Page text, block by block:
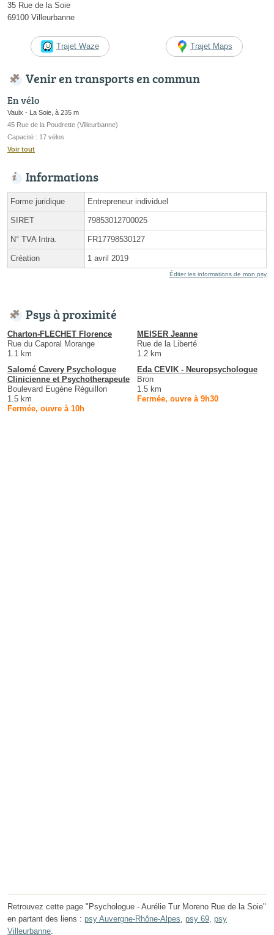
35 Rue de la Soie
69100 Villeurbanne
Trajet Waze Trajet Maps
Venir en transports en commun
En vélo
Vaulx - La Soie, à 235 m
45 Rue de la Poudrette (Villeurbanne)
Capacité : 17 vélos
Voir tout
Informations
Forme juridique Entrepreneur individuel
SIRET 79853012700025
N° TVA Intra. FR17798530127
Création 1 avril 2019
Éditer les informations de mon psy
Psys à proximité
Charton-FLECHET Florence
Rue du Caporal Morange
1.1 km
MEISER Jeanne
Rue de la Liberté
1.2 km
Salomé Cavery Psychologue
Clinicienne et Psychotherapeute
Boulevard Eugène Réguillon
1.5 km
Fermée, ouvre à 10h
Eda CEVIK - Neuropsychologue
Bron
1.5 km
Fermée, ouvre à 9h30
Retrouvez cette page "Psychologue - Aurélie Tur Moreno Rue de la Soie"
en partant des liens : psy Auvergne-Rhône-Alpes, psy 69, psy
Villeurbanne.